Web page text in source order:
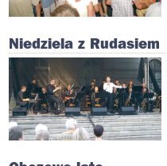
Niedziela z Rudasiem